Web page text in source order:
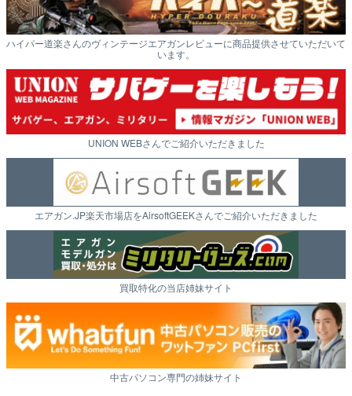
ハイパー道楽さんのヴィンテージエアガンレビューに商品提供させていただいて
います。
UNION WEBさんでご紹介いただきました
エアガン.JP楽天市場店をAirsoftGEEKさんでご紹介いただきました
買取特化の当店姉妹サイト
中古パソコン専門の姉妹サイト